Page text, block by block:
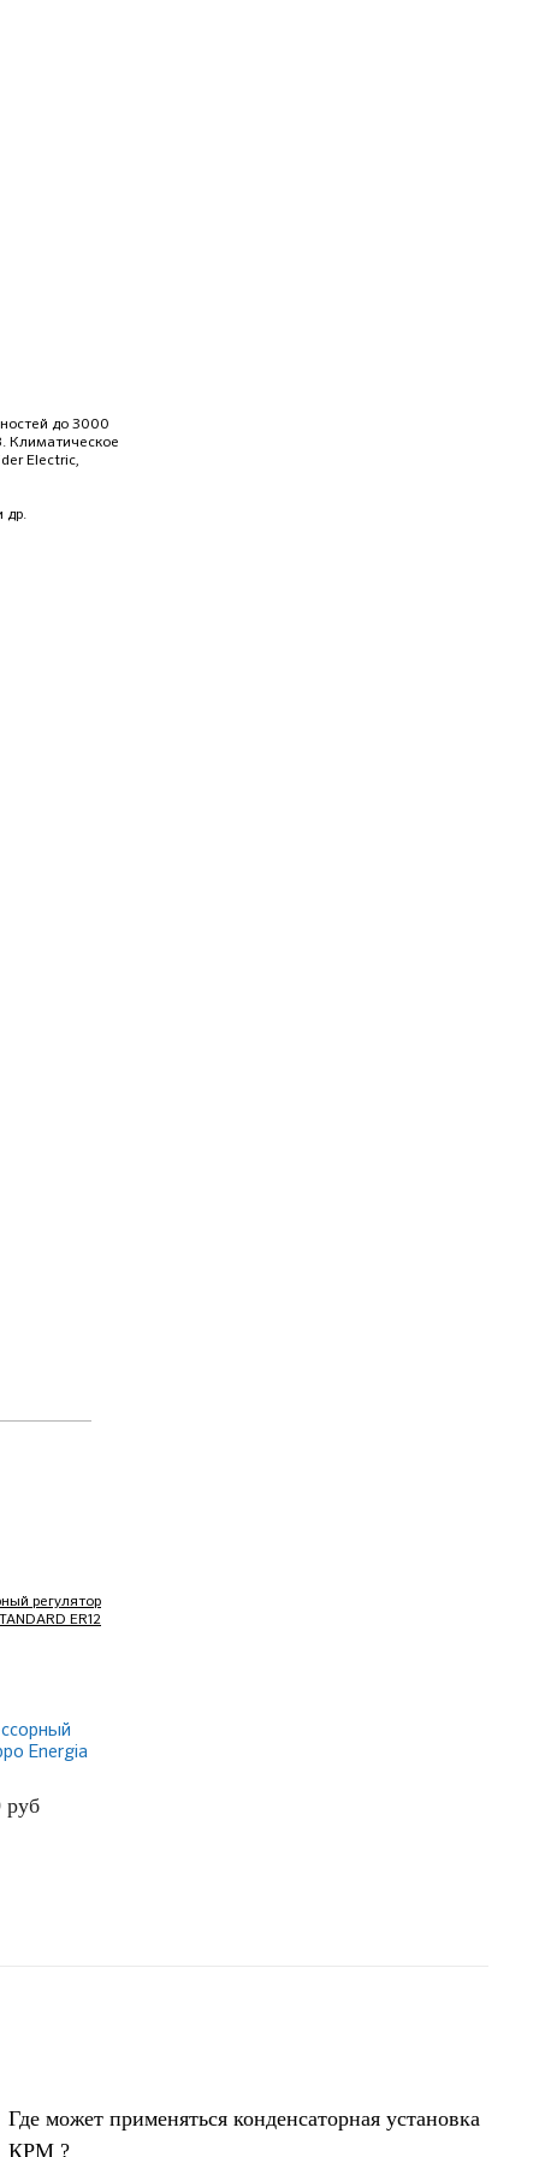
до 3000
Климатическое
Electric,
др.
Energia
руб
Где может применяться конденсаторная установка
КРМ ?